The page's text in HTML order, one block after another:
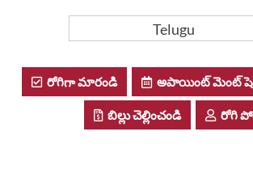
Telugu
రోగిగా మారండి అపాయింట్ మెంట్
బిల్లు చెల్లించండి రోగి